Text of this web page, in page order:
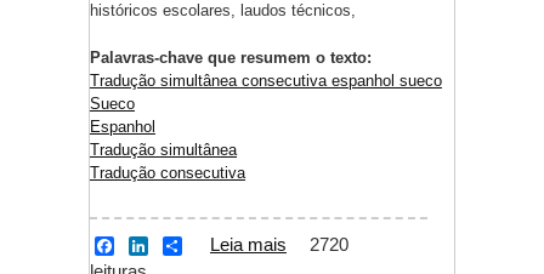
históricos escolares, laudos técnicos,
Palavras-chave que resumem o texto:
Tradução simultânea consecutiva espanhol sueco
Sueco
Espanhol
Tradução simultânea
Tradução consecutiva
a
Leia mais sobre Tradução
2720